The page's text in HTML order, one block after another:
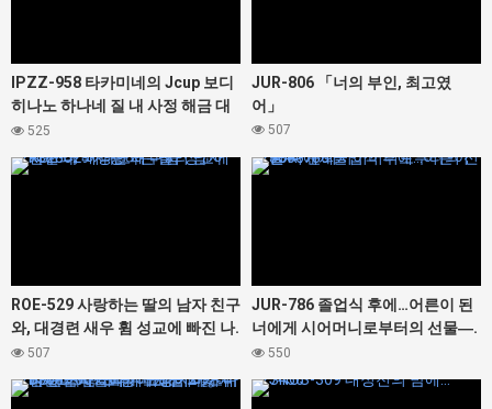
IPZZ-958 타카미네의 Jcup 보디
히나노 하나네 질 내 사정 해금 대
난교 노컷 SP 총 16명 20발 오버의
525
JUR-806 「너의 부인, 최고였
어」
507
427328
ROE-529 사랑하는 딸의 남자 친구
와, 대경련 새우 휨 성교에 빠진 나.
이나모리 마사
507
427366
JUR-786 졸업식 후에…어른이 된
너에게 시어머니로부터의 선물―.
순회
550
427300 427456